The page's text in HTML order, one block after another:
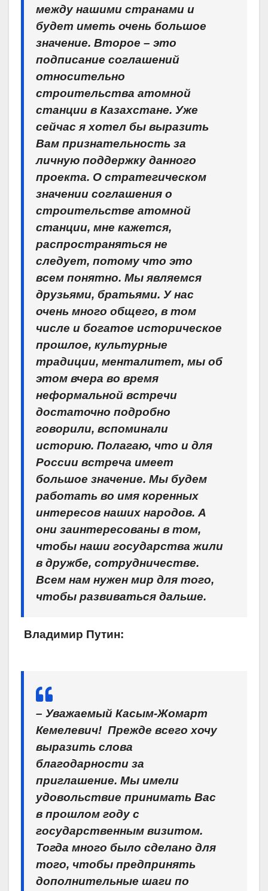
между нашими странами и
будет иметь очень большое
значение. Второе – это
подписание соглашений
относительно
строительства атомной
станции в Казахстане. Уже
сейчас я хотел бы выразить
Вам признательность за
личную поддержку данного
проекта. О стратегическом
значении соглашения о
строительстве атомной
станции, мне кажется,
распространяться не
следует, потому что это
всем понятно. Мы являемся
друзьями, братьями. У нас
очень много общего, в том
числе и богатое историческое
прошлое, культурные
традиции, менталитет, мы об
этом вчера во время
неформальной встречи
достаточно подробно
говорили, вспоминали
историю. Полагаю, что и для
России встреча имеет
большое значение. Мы будем
работать во имя коренных
интересов наших народов. А
они заинтересованы в том,
чтобы наши государства жили
в дружбе, сотрудничестве.
Всем нам нужен мир для того,
чтобы развиваться дальше.
Владимир Путин:
– ​Уважаемый Касым-Жомарт
Кемелевич! Прежде всего хочу
выразить слова
благодарности за
приглашение. Мы имели
удовольствие принимать Вас
в прошлом году с
государственным визитом.
Тогда много было сделано для
того, чтобы предпринять
дополнительные шаги по